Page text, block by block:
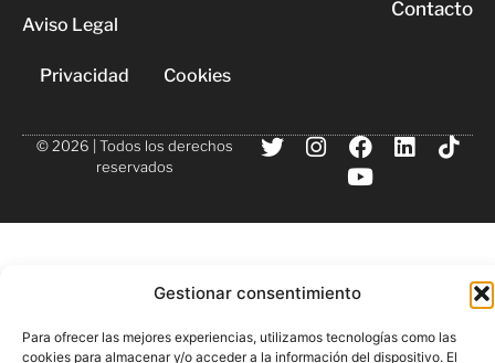
Gestionar consentimiento
Para ofrecer las mejores experiencias, utilizamos tecnologías como las
cookies para almacenar y/o acceder a la información del dispositivo. El
Aviso Legal
Privacidad Cookies
Contacto
© 2026 | Todos los derechos
reservados